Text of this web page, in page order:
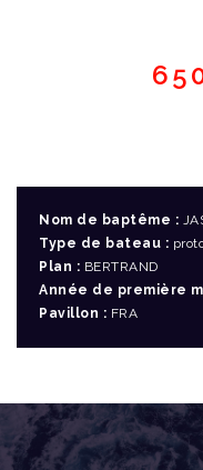
Nom de baptême :
Type de bateau :
Plan : BERTRAND
Année de première
Pavillon : FRA